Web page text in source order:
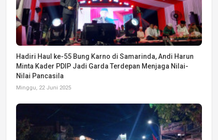
Hadiri Haul ke-55 Bung Karno di Samarinda, Andi Harun
Minta Kader PDIP Jadi Garda Terdepan Menjaga Nilai-
Nilai Pancasila
Minggu, 22 Juni 2025